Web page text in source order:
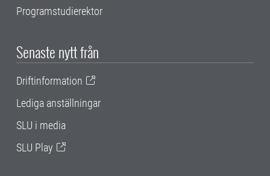
Programstudierektor
Senaste nytt från
Driftinformation
Lediga anställningar
SLU i media
SLU Play